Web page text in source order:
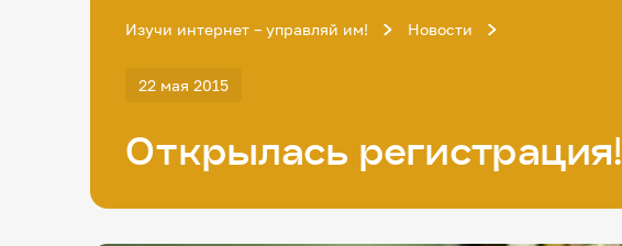
Изучи интернет – управляй им! Новости
22 мая 2015
Открылась регистрация!